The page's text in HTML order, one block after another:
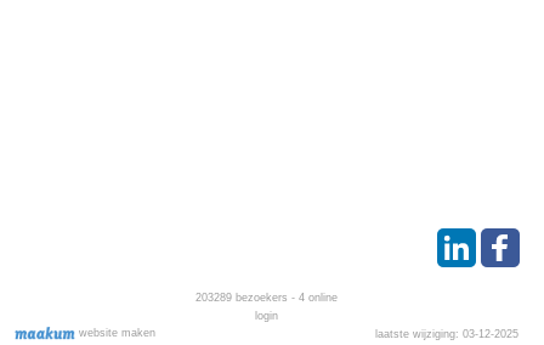
website maken
203289 bezoekers - 4 online
login
laatste wijziging: 03-12-2025